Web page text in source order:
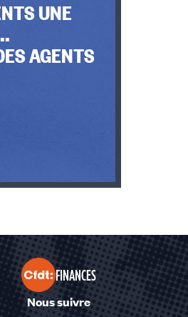
UNE
AGENTS
FINANCES
Nous suivre